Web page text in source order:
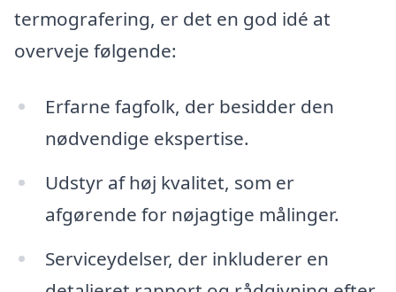
termografering, er det en god idé at
overveje følgende:
Erfarne fagfolk, der besidder den
nødvendige ekspertise.
Udstyr af høj kvalitet, som er
afgørende for nøjagtige målinger.
Serviceydelser, der inkluderer en